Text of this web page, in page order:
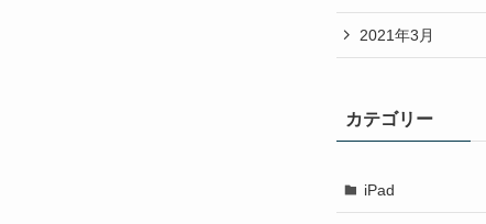
2021年3月
カテゴリー
iPad